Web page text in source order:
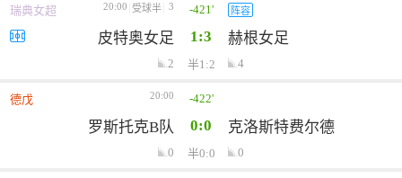
瑞典女超 20:00 受球半 3 -421' 阵容
皮特奥女足 1:3 赫根女足
2 半1:2 4
德戊 20:00 -422'
罗斯托克B队 0:0 克洛斯特费尔德
0 半0:0 0